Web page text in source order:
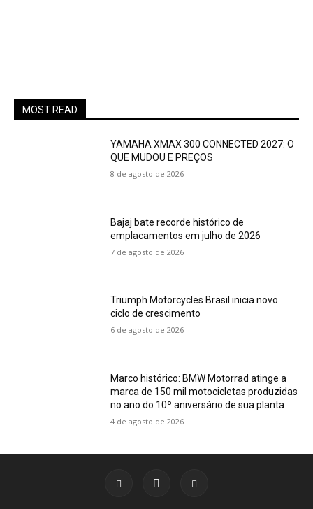
MOST READ
YAMAHA XMAX 300 CONNECTED 2027: O
QUE MUDOU E PREÇOS
8 de agosto de 2026
Bajaj bate recorde histórico de
emplacamentos em julho de 2026
7 de agosto de 2026
Triumph Motorcycles Brasil inicia novo
ciclo de crescimento
6 de agosto de 2026
Marco histórico: BMW Motorrad atinge a
marca de 150 mil motocicletas produzidas
no ano do 10º aniversário de sua planta
4 de agosto de 2026